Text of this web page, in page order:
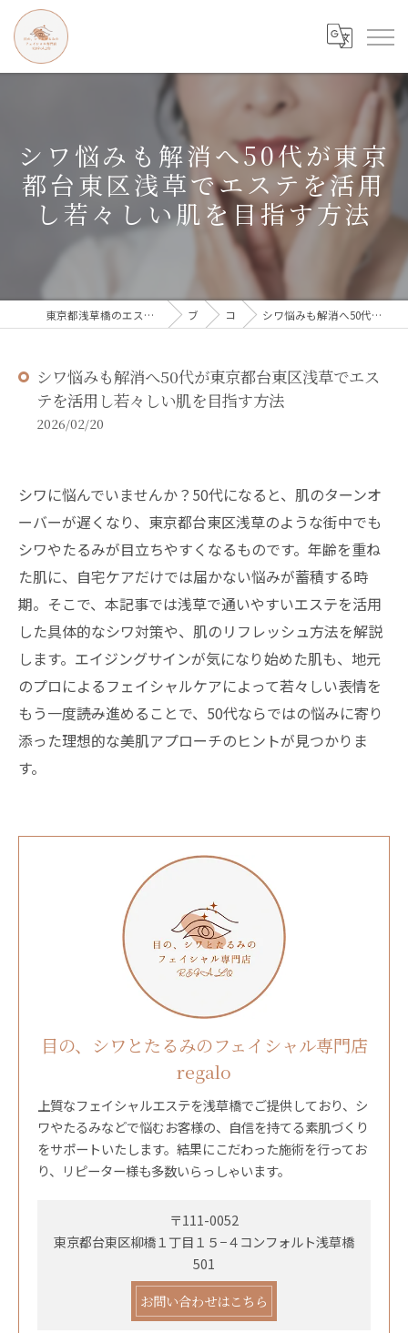
シワ悩みも解消へ50代が東京
都台東区浅草でエステを活用
し若々しい肌を目指す方法
東京都浅草橋のエステなら目の、シワとたるみのフェイシャル専門店 regalo ブログ コラム シワ悩みも解消へ50代が東京都台東区浅草でエステを活用し若々しい肌を目指す方法
シワ悩みも解消へ50代が東京都台東区浅草でエス
テを活用し若々しい肌を目指す方法
2026/02/20
シワに悩んでいませんか？50代になると、肌のターンオ
ーバーが遅くなり、東京都台東区浅草のような街中でも
シワやたるみが目立ちやすくなるものです。年齢を重ね
た肌に、自宅ケアだけでは届かない悩みが蓄積する時
期。そこで、本記事では浅草で通いやすいエステを活用
した具体的なシワ対策や、肌のリフレッシュ方法を解説
します。エイジングサインが気になり始めた肌も、地元
のプロによるフェイシャルケアによって若々しい表情を
もう一度――読み進めることで、50代ならではの悩みに寄り
添った理想的な美肌アプローチのヒントが見つかりま
す。
目の、シワとたるみのフェイシャル専門店
regalo
上質なフェイシャルエステを浅草橋でご提供しており、シ
ワやたるみなどで悩むお客様の、自信を持てる素肌づくり
をサポートいたします。結果にこだわった施術を行ってお
り、リピーター様も多数いらっしゃいます。
〒111-0052
東京都台東区柳橋１丁目１５−４コンフォルト浅草橋
501
お問い合わせはこちら